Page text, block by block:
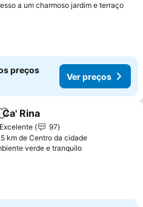
a um charmoso jardim e terraçoVer
preços
Ver preços
Adicionar aos favoritos
Ca' Rina
Excelente
97
km de Centro da cidade
verde e tranquiloVer preços